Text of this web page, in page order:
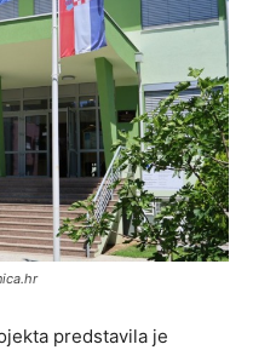
predstavila je